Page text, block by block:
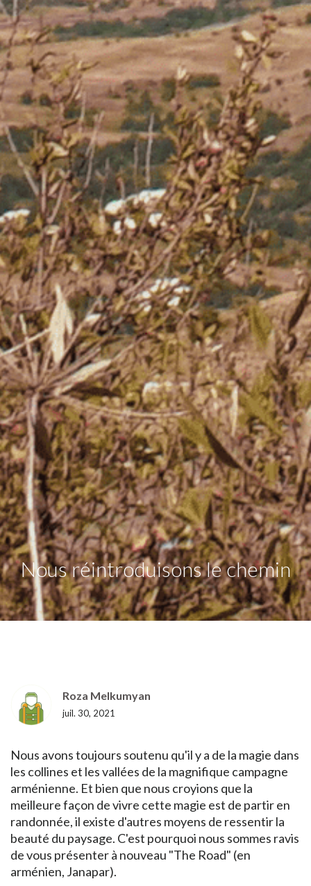
Nous réintroduisons le chemin
Roza Melkumyan
juil. 30, 2021
Nous avons toujours soutenu qu'il y a de la magie dans
les collines et les vallées de la magnifique campagne
arménienne. Et bien que nous croyions que la
meilleure façon de vivre cette magie est de partir en
randonnée, il existe d'autres moyens de ressentir la
beauté du paysage. C'est pourquoi nous sommes ravis
de vous présenter à nouveau "The Road" (en
arménien, Janapar).